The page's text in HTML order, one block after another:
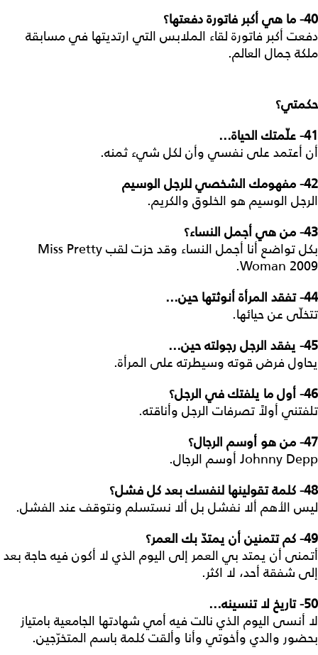
40- ما هي أكبر فاتورة دفعتها؟
دفعت أكبر فاتورة لقاء الملابس التي ارتديتها في مسابقة
ملكة جمال العالم.
حكمتي؟
41- علّمتك الحياة...
أن أعتمد على نفسي وأن لكل شيء ثمنه.
42- مفهومك الشخصي للرجل الوسيم
الرجل الوسيم هو الخلوق والكريم.
43 - من هي أجمل النساء؟
بكل تواضع أنا أجمل النساء وقد حزت لقب Miss Pretty
Woman 2009.
44- تفقد المرأة أنوثتها حين...
تتخلّى عن حيائها.
45- يفقد الرجل رجولته حين...
يحاول فرض قوته وسيطرته على المرأة.
46- أول ما يلفتك في الرجل؟
تلفتني أولاً تصرفات الرجل وأناقته.
47- من هو أوسم الرجال؟
Johnny Depp أوسم الرجال.
48- كلمة تقولينها لنفسك بعد كل فشل؟
ليس الأهم ألا نفشل بل ألا نستسلم ونتوقف عند الفشل.
49- كم تتمنين أن يمتدّ بك العمر؟
أتمنى أن يمتد بي العمر إلى اليوم الذي لا أكون فيه حاجة بعد
إلى شفقة أحد، لا اكثر.
50- تاريخ لا تنسينه...
لا أنسى اليوم الذي نالت فيه أمي شهادتها الجامعية بامتياز
بحضور والدي وأخوتي وأنا وألقت كلمة باسم المتخرّجين.